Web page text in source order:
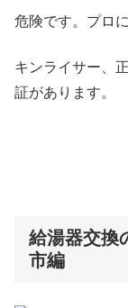
危険です。プロ
キンライサー、
証があります。
給湯器交換
市編